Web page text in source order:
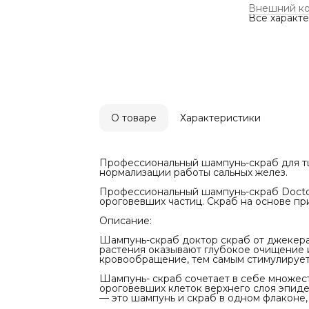
Шампунь-
себе
оказывают
Масла
скраба
Помимо
оказывают
pH
Для
Нужно ли
Инструкция
очищение
Внешний
Все
О товаре Характеристики
Профессиональный шампунь-скраб для
нормализации работы сальных желез.
Профессиональный шампунь-скраб
ороговевших частиц. Скраб на основе
Описание:
Шампунь-скраб доктор скраб от
растения оказывают глубокое очищение
кровообращение, тем самым
Шампунь- скраб сочетает в себе
ороговевших клеток верхнего слоя
— это шампунь и скраб в одном флаконе,